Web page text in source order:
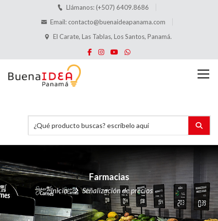
Llámanos: (+507) 6409.8686
Email: contacto@buenaideapanama.com
El Carate, Las Tablas, Los Santos, Panamá.
Farmacias
Inicio Señalización de precios